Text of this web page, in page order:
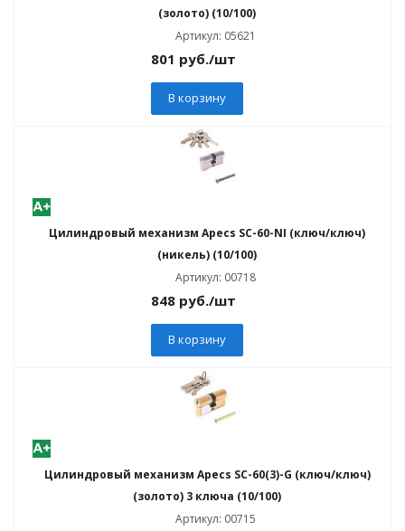
(золото) (10/100)
Артикул: 05621
801 руб./шт
В корзину
Цилиндровый механизм Apecs SC-60-NI (ключ/ключ)
(никель) (10/100)
Артикул: 00718
848 руб./шт
В корзину
Цилиндровый механизм Apecs SC-60(3)-G (ключ/ключ)
(золото) 3 ключа (10/100)
Артикул: 00715